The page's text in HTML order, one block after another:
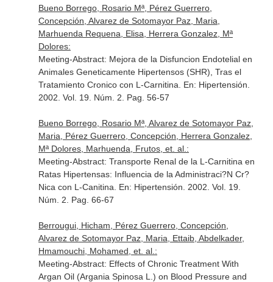
Bueno Borrego, Rosario Mª, Pérez Guerrero,
Concepción, Alvarez de Sotomayor Paz, Maria,
Marhuenda Requena, Elisa, Herrera Gonzalez, Mª
Dolores:
Meeting-Abstract: Mejora de la Disfuncion Endotelial en
Animales Geneticamente Hipertensos (SHR), Tras el
Tratamiento Cronico con L-Carnitina. En: Hipertensión
2002. Vol. 19. Núm. 2. Pag. 56-57
Bueno Borrego, Rosario Mª, Alvarez de Sotomayor Paz,
Maria, Pérez Guerrero, Concepción, Herrera Gonzalez,
Mª Dolores, Marhuenda, Frutos, et. al.:
Meeting-Abstract: Transporte Renal de la L-Carnitina en
Ratas Hipertensas: Influencia de la Administraci?N Cr?
Nica con L-Canitina. En: Hipertensión . 2002. Vol. 19.
Núm. 2. Pag. 66-67
Berrougui, Hicham, Pérez Guerrero, Concepción,
Alvarez de Sotomayor Paz, Maria, Ettaib, Abdelkader,
Hmamouchi, Mohamed, et. al.:
Meeting-Abstract: Effects of Chronic Treatment With
Argan Oil (Argania Spinosa L.) on Blood Pressure and